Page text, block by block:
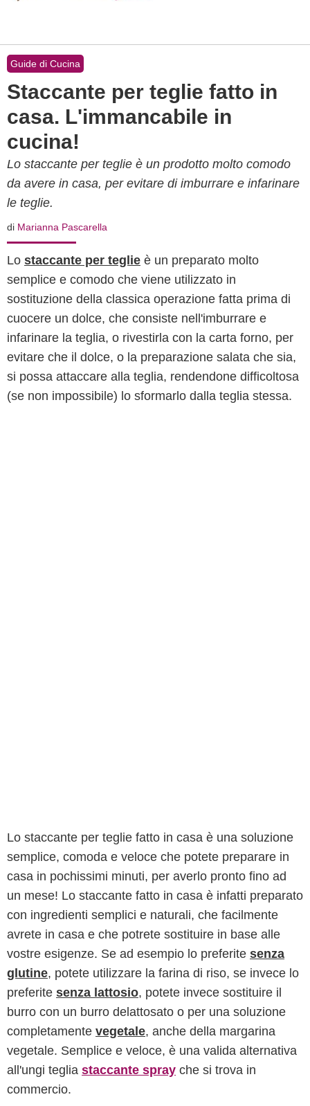
Guide di Cucina
Staccante per teglie fatto in
casa. L'immancabile in
cucina!
Lo staccante per teglie è un prodotto molto comodo
da avere in casa, per evitare di imburrare e infarinare
le teglie.
di Marianna Pascarella
Lo staccante per teglie è un preparato molto
semplice e comodo che viene utilizzato in
sostituzione della classica operazione fatta prima di
cuocere un dolce, che consiste nell'imburrare e
infarinare la teglia, o rivestirla con la carta forno, per
evitare che il dolce, o la preparazione salata che sia,
si possa attaccare alla teglia, rendendone difficoltosa
(se non impossibile) lo sformarlo dalla teglia stessa.
Lo staccante per teglie fatto in casa è una soluzione
semplice, comoda e veloce che potete preparare in
casa in pochissimi minuti, per averlo pronto fino ad
un mese! Lo staccante fatto in casa è infatti preparato
con ingredienti semplici e naturali, che facilmente
avrete in casa e che potrete sostituire in base alle
vostre esigenze. Se ad esempio lo preferite senza
glutine, potete utilizzare la farina di riso, se invece lo
preferite senza lattosio, potete invece sostituire il
burro con un burro delattosato o per una soluzione
completamente vegetale, anche della margarina
vegetale. Semplice e veloce, è una valida alternativa
all'ungi teglia staccante spray che si trova in
commercio.